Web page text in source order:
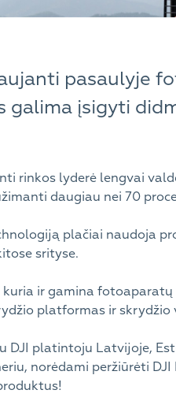
pasaulyje
galima įsigyti
rinkos lyderė lengvai
daugiau nei 70
plačiai naudoja
srityse.
ir gamina
platformas ir skrydžio
DJI platintoju Latvijoje,
norėdami peržiūrėti